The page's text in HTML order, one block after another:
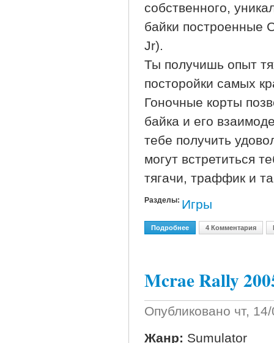
собственного,
байки
Jr).
Ты получишь опыт
посторойки самых
Гоночные корты
байка и его
тебе получить
могут встретиться
тягачи, траффик и
Разделы: Игры
Подробнее О American Chopper По
4 Комментария
Mcrae Rally
Опубликовано чт,
Жанр: Sumulator